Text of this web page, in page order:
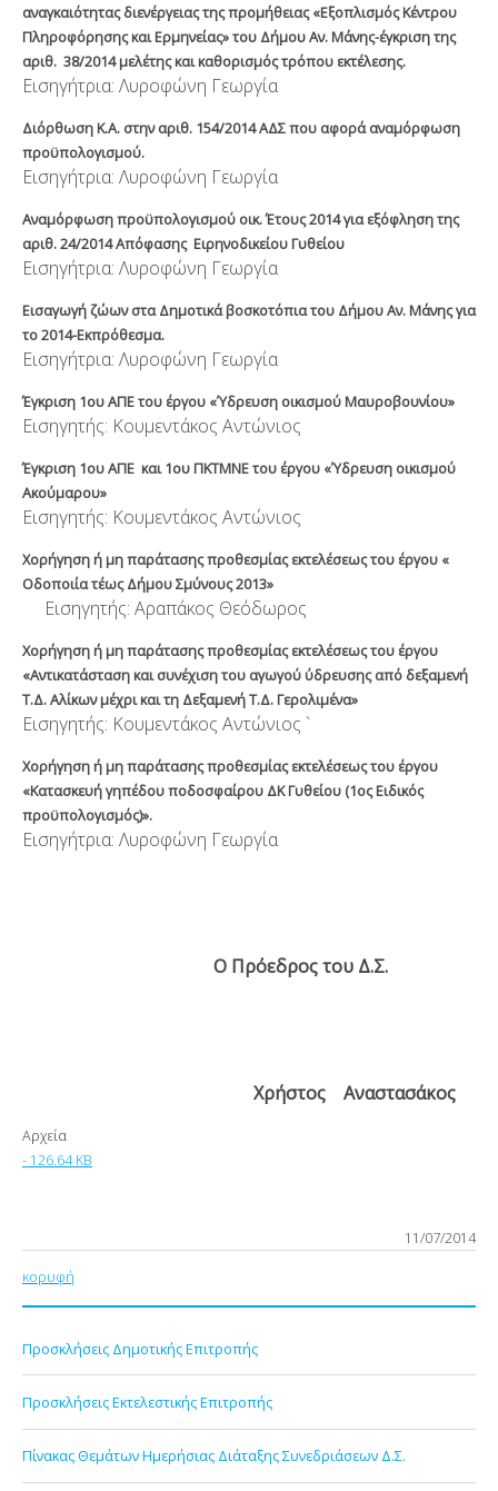
αναγκαιότητας διενέργειας της προμήθειας «Εξοπλισμός Κέντρου
Πληροφόρησης και Ερμηνείας» του Δήμου Αν. Μάνης-έγκριση της
αριθ. 38/2014 μελέτης και καθορισμός τρόπου εκτέλεσης.
Εισηγήτρια: Λυροφώνη Γεωργία
Διόρθωση Κ.Α. στην αριθ. 154/2014 ΑΔΣ που αφορά αναμόρφωση
προϋπολογισμού.
Εισηγήτρια: Λυροφώνη Γεωργία
Αναμόρφωση προϋπολογισμού οικ. Έτους 2014 για εξόφληση της
αριθ. 24/2014 Απόφασης Ειρηνοδικείου Γυθείου
Εισηγήτρια: Λυροφώνη Γεωργία
Εισαγωγή ζώων στα Δημοτικά βοσκοτόπια του Δήμου Αν. Μάνης για
το 2014-Εκπρόθεσμα.
Εισηγήτρια: Λυροφώνη Γεωργία
Έγκριση 1ουΑΠΕ του έργου «Ύδρευση οικισμού Μαυροβουνίου»
Εισηγητής: Κουμεντάκος Αντώνιος
Έγκριση 1ουΑΠΕ και 1ου ΠΚΤΜΝΕ του έργου «Ύδρευση οικισμού
Ακούμαρου»
Εισηγητής: Κουμεντάκος Αντώνιος
Χορήγηση ή μη παράτασης προθεσμίας εκτελέσεως του έργου «
Οδοποιία τέως Δήμου Σμύνους 2013»
Εισηγητής: Αραπάκος Θεόδωρος
Χορήγηση ή μη παράτασης προθεσμίας εκτελέσεως του έργου
«Αντικατάσταση και συνέχιση του αγωγού ύδρευσης από δεξαμενή
Τ.Δ. Αλίκων μέχρι και τη Δεξαμενή Τ.Δ. Γερολιμένα»
Εισηγητής: Κουμεντάκος Αντώνιος `
Χορήγηση ή μη παράτασης προθεσμίας εκτελέσεως του έργου
«Κατασκευή γηπέδου ποδοσφαίρου ΔΚ Γυθείου (1οςΕιδικός
προϋπολογισμός)».
Εισηγήτρια: Λυροφώνη Γεωργία
Ο Πρόεδρος του Δ.Σ.
Χρήστος Αναστασάκος
Αρχεία
- 126.64 KB
11/07/2014
κορυφή
Προσκλήσεις Δημοτικής Επιτροπής
Προσκλήσεις Εκτελεστικής Επιτροπής
Πίνακας Θεμάτων Ημερήσιας Διάταξης Συνεδριάσεων Δ.Σ.